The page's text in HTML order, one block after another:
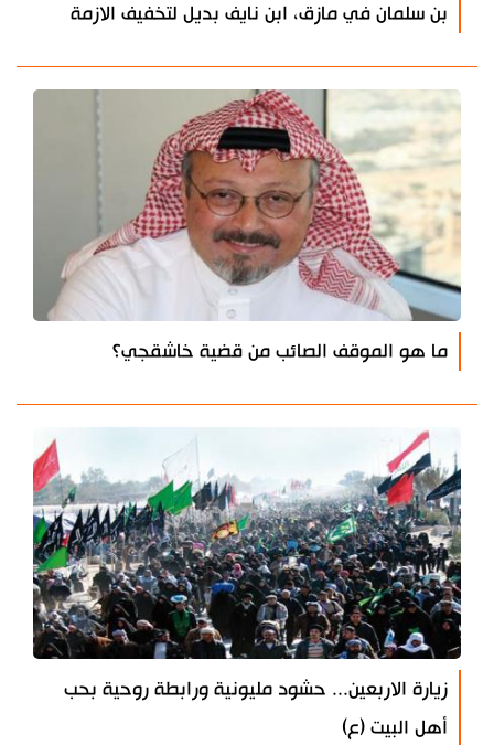
بن سلمان في مازق، ابن نايف بديل لتخفيف الازمة
ما هو الموقف الصائب من قضية خاشقجي؟
زيارة الاربعين... حشود مليونية ورابطة روحية بحب
أهل البيت (ع)